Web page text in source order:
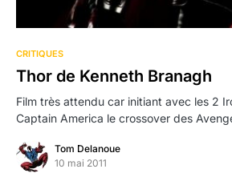
CRITIQUES
Thor de Kenneth Branagh
Film très attendu car initiant avec les 2
Captain America le crossover des
Tom Delanoue
10 mai 2011